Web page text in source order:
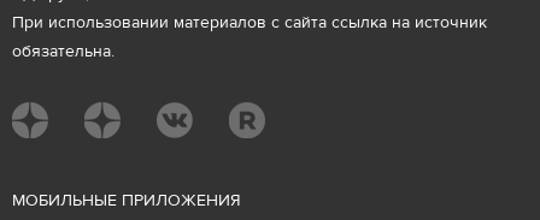
При использовании материалов с сайта ссылка на источник
обязательна.
МОБИЛЬНЫЕ ПРИЛОЖЕНИЯ